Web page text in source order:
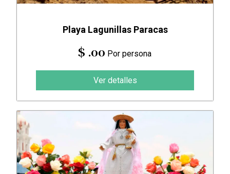
Playa Lagunillas Paracas
$ .00 Por persona
Ver detalles